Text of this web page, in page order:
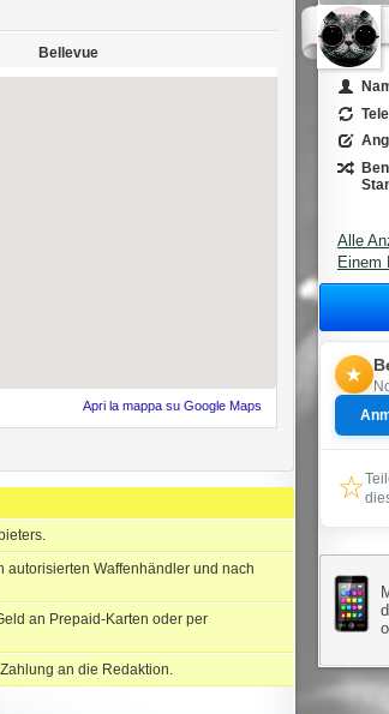
Bellevue
Apri la mappa su Google Maps
autorisierten Waffenhändler und nach
an Prepaid-Karten oder per
an die Redaktion.
Alle
Einem
★
☆